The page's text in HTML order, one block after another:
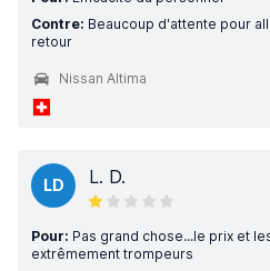
Contre: Beaucoup d'attente pour
retour
Nissan Altima
LD L. D.
Pour: Pas grand chose...le prix et
extrêmement trompeurs